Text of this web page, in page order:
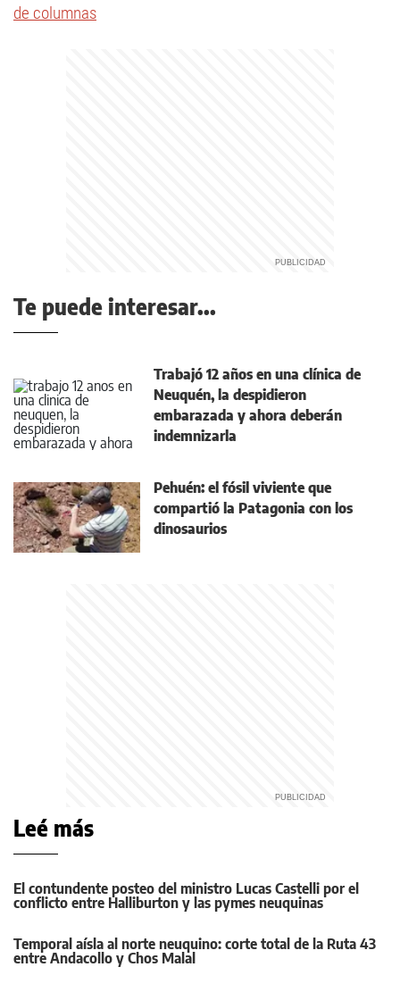
de columnas
Te puede interesar...
Trabajó 12 años en una clínica de
Neuquén, la despidieron
embarazada y ahora deberán
indemnizarla
Pehuén: el fósil viviente que
compartió la Patagonia con los
dinosaurios
Leé más
El contundente posteo del ministro Lucas Castelli por el
conflicto entre Halliburton y las pymes neuquinas
Temporal aísla al norte neuquino: corte total de la Ruta 43
entre Andacollo y Chos Malal